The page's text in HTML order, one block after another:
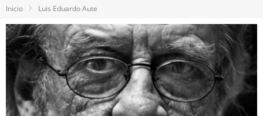
Inicio Luis Eduardo Aute